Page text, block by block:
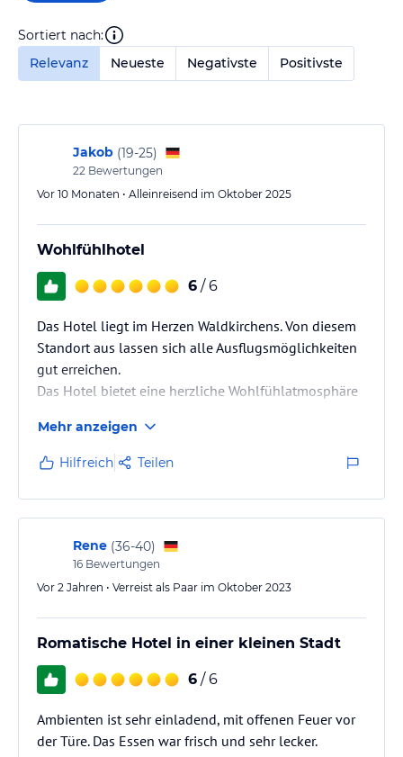
Sortiert nach:
Relevanz
Neueste Negativste Positivste
Jakob (19-25)
22 Bewertungen
Vor 10 Monaten • Alleinreisend im Oktober 2025
Wohlfühlhotel
6 / 6
Das Hotel liegt im Herzen Waldkirchens. Von diesem
Standort aus lassen sich alle Ausflugsmöglichkeiten
gut erreichen.
Das Hotel bietet eine herzliche Wohlfühlatmosphäre
Vielen Dank für den wunderschönen Aufenthalt!
Mehr anzeigen
Hilfreich Teilen
Rene (36-40)
16 Bewertungen
Vor 2 Jahren • Verreist als Paar im Oktober 2023
Romatische Hotel in einer kleinen Stadt
6 / 6
Ambienten ist sehr einladend, mit offenen Feuer vor
der Türe. Das Essen war frisch und sehr lecker.